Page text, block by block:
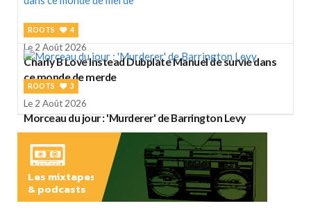
ROOTS 4
Le 2 Août 2026
Charly B Love Instead Dubplate Manuel de survie dans
ce monde de merde
ROOTS 3
Le 2 Août 2026
Morceau du jour : 'Murderer' de Barrington Levy
Les mixtapes
& podcasts